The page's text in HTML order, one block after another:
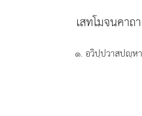
เสทโมจนคาถา
๑. อวิปฺปวาสปฺหา